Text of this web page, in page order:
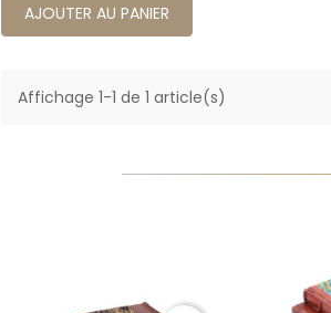
AJOUTER AU PANIER
Affichage 1-1 de 1 article(s)